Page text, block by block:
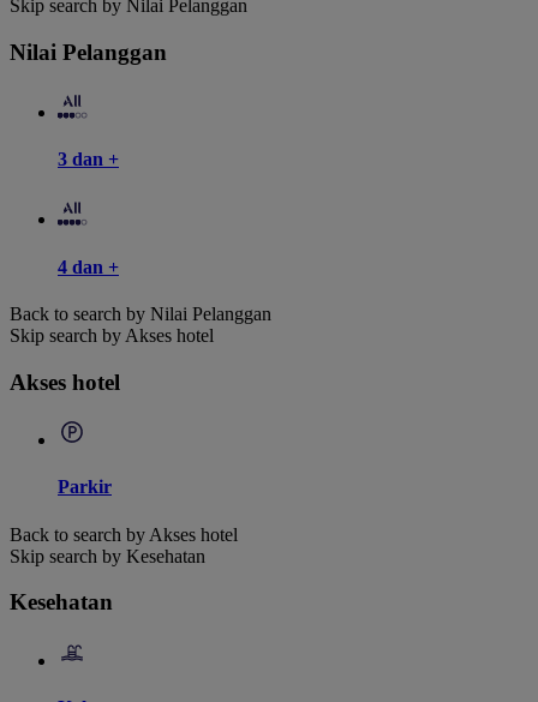
Skip search by Nilai Pelanggan
Nilai Pelanggan
3 dan +
4 dan +
Back to search by Nilai Pelanggan
Skip search by Akses hotel
Akses hotel
Parkir
Back to search by Akses hotel
Skip search by Kesehatan
Kesehatan